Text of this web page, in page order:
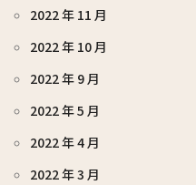
2022 年 11 月
2022 年 10 月
2022 年 9 月
2022 年 5 月
2022 年 4 月
2022 年 3 月